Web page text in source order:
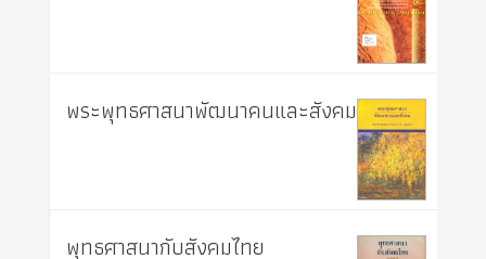
พระพุทธศาสนาพัฒนาคนและสังคม
พุทธศาสนากับสังคมไทย